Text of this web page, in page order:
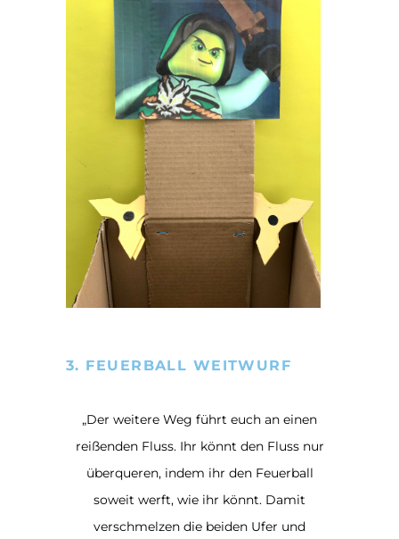
3. FEUERBALL WEITWURF
„Der weitere Weg führt euch an einen
reißenden Fluss. Ihr könnt den Fluss nur
überqueren, indem ihr den Feuerball
soweit werft, wie ihr könnt. Damit
verschmelzen die beiden Ufer und